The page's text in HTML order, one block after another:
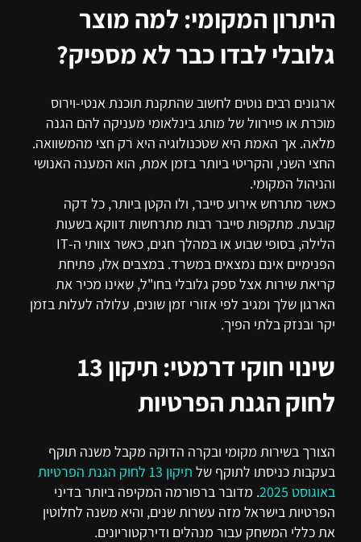
היתרון המקומי: למה מוצר
גלובלי לבדו כבר לא מספיק?
ארגונים רבים נוטים לחשוב שהתקנת תוכנת אנטי-וירוס
מוכרת או פיירוול של מותג בינלאומי מעניקה להם הגנה
מלאה. אך האמת היא שטכנולוגיה היא רק חצי מהמשוואה.
החצי השני, והקריטי ביותר בזמן אמת, הוא המענה האנושי
והניהול המקומי.
כאשר מתרחש אירוע סייבר, ולו הקטן ביותר, כל דקה
קובעת. מתקפות סייבר רבות מתרחשות דווקא בשעות
הלילה, בסופי שבוע או במהלך חגים, כאשר צוותי ה-IT
הפנימיים אינם נמצאים במשרד. במצבים אלו, פתיחת
קריאת שירות אצל ספק גלובלי בחו"ל, שאינו מכיר את
הארגון שלך ומגיב לפי אזורי זמן שונים, עלולה לעלות בזמן
יקר ובנזק בלתי הפיך.
שינוי חוקי דרמטי: תיקון 13
לחוק הגנת הפרטיות
הצורך בשירות מקומי ובקרה הדוקה מקבל משנה תוקף
בעקבות כניסתו לתוקף של
תיקון 13 לחוק הגנת הפרטיות
באוגוסט 2025
. מדובר ברפורמה המקיפה ביותר בדיני
הפרטיות בישראל מזה עשרות שנים, והיא משנה לחלוטין
את כללי המשחק עבור מנהלים ודירקטוריונים.